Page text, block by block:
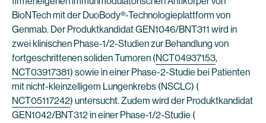
BioNTech mit der DuoBody®-Technologieplattform von
Genmab. Der Produktkandidat GEN1046/BNT311 wird in
zwei klinischen Phase-1/2-Studien zur Behandlung von
fortgeschrittenen soliden Tumoren (NCT04937153,
NCT03917381) sowie in einer Phase-2-Studie bei Patienten
mit nicht-kleinzelligem Lungenkrebs (NSCLC) (
NCT05117242) untersucht. Zudem wird der Produktkandidat
GEN1042/BNT312 in einer Phase-1/2-Studie (